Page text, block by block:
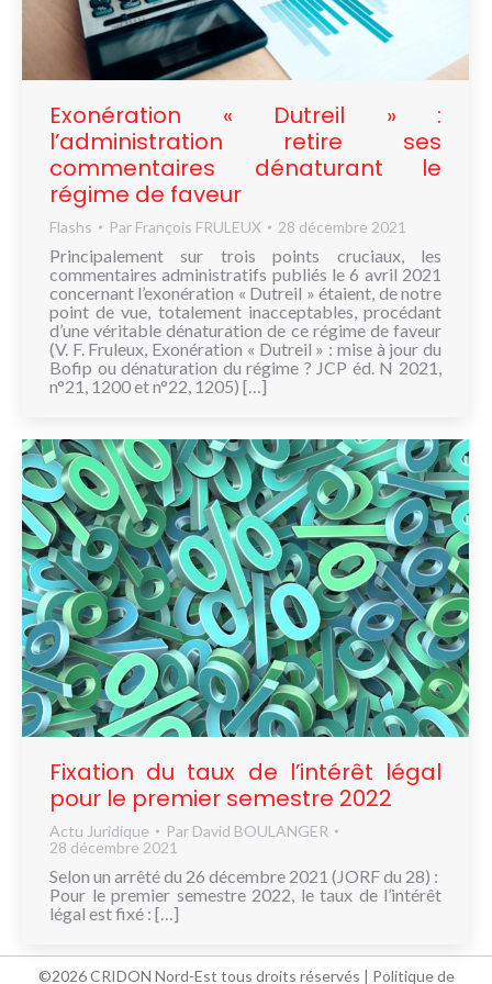
CONNAÎTRE
CONTACT
Exonération « Dutreil » :
l’administration retire ses
commentaires dénaturant le
régime de faveur
Flashs Par François FRULEUX 28 décembre 2021
Principalement sur trois points cruciaux, les
commentaires administratifs publiés le 6 avril 2021
concernant l’exonération « Dutreil » étaient, de notre
point de vue, totalement inacceptables, procédant
d’une véritable dénaturation de ce régime de faveur
(V. F. Fruleux, Exonération « Dutreil » : mise à jour du
Bofip ou dénaturation du régime ? JCP éd. N 2021,
n°21, 1200 et n°22, 1205) […]
Fixation du taux de l’intérêt légal
pour le premier semestre 2022
Actu Juridique Par David BOULANGER
28 décembre 2021
Selon un arrêté du 26 décembre 2021 (JORF du 28) :
Pour le premier semestre 2022, le taux de l’intérêt
légal est fixé : […]
©2026 CRIDON Nord-Est tous droits réservés | Politique de